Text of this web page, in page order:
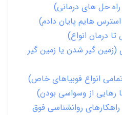
حل های درمانی)
هایم پایان دادم)
درمان انواع)
گیر شدن یا زمین گیر
انواع فوبیاهای خاص)
از وسواسی بودن)
روانشناسی فوق